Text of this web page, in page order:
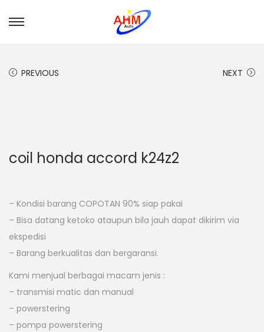
PREVIOUS NEXT
coil honda accord k24z2
– Kondisi barang COPOTAN 90% siap pakai
– Bisa datang ketoko ataupun bila jauh dapat dikirim via
ekspedisi
– Barang berkualitas dan bergaransi.
Kami menjual berbagai macam jenis :
– transmisi matic dan manual
– powerstering
– pompa powerstering